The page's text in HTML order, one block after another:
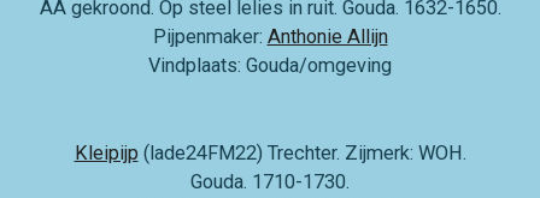
AA gekroond. Op steel lelies in ruit. Gouda. 1632-1650.
Pijpenmaker: Anthonie Allijn
Vindplaats: Gouda/omgeving
Kleipijp (lade24FM22) Trechter. Zijmerk: WOH.
Gouda. 1710-1730.